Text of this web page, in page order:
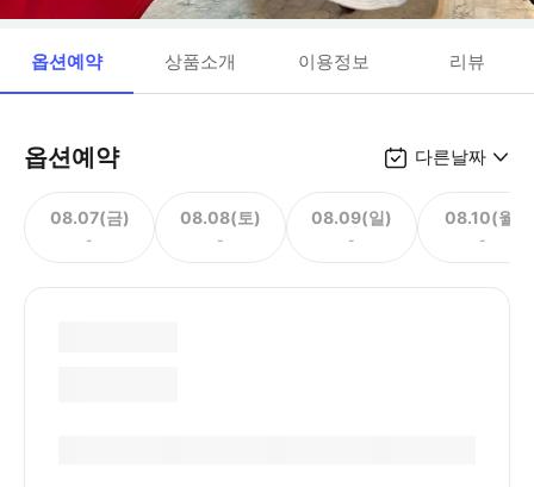
옵션예약 상품소개 이용정보 리뷰
옵션예약 다른날짜
08.07(금)
-
08.08(토)
-
08.09(일)
-
08.10(월)
-